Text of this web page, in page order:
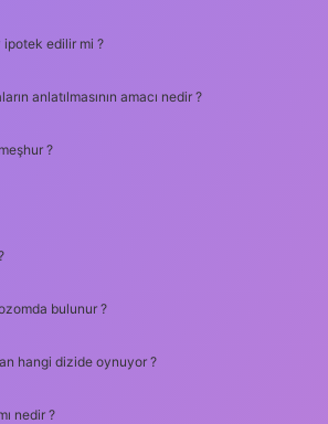
ipotek edilir mi ?
anlatılmasının amacı nedir ?
?
bulunur ?
hangi dizide oynuyor ?
nedir ?